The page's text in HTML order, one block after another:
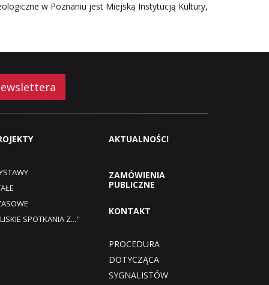
w Poznaniu jest Miejską Instytucją Kultury,
SPOTKANIA Z..."
AKTUALNOŚCI
ZAMÓWIENIA
PUBLICZNE
KONTAKT
PROCEDURA
DOTYCZĄCA
SYGNALISTÓW